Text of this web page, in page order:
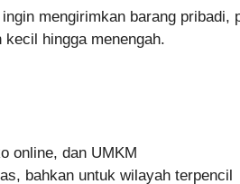
mengirimkan barang pribadi,
kecil hingga menengah.
online, dan UMKM
bahkan untuk wilayah terpencil